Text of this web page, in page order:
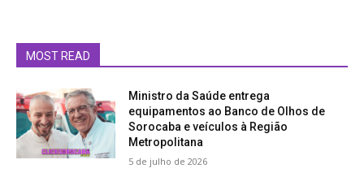
MOST READ
Ministro da Saúde entrega
equipamentos ao Banco de Olhos de
Sorocaba e veículos à Região
Metropolitana
5 de julho de 2026